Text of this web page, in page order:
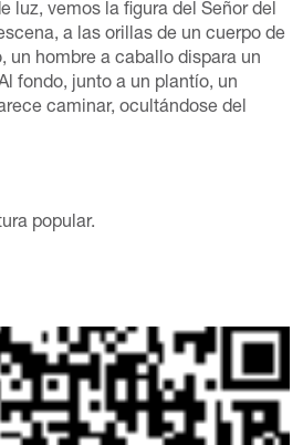
luz, vemos la figura del Señor del
a las orillas de un cuerpo de
un hombre a caballo dispara un
fondo, junto a un plantío, un
caminar, ocultándose del
popular.